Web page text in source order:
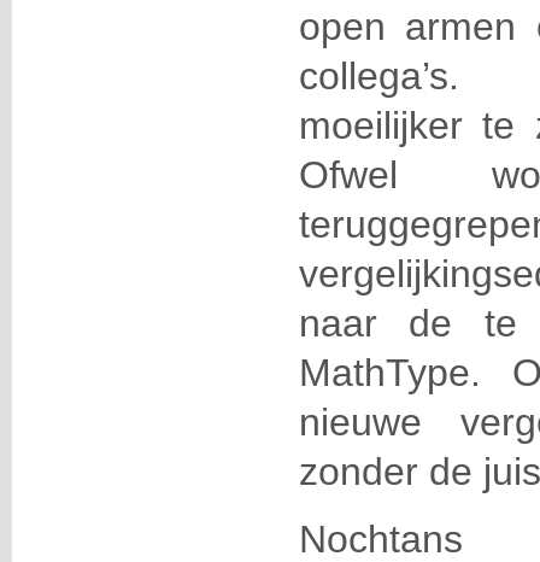
open armen
collega’s.
moeilijker te
Ofwel
naar de te
MathType.
nieuwe
zonder de